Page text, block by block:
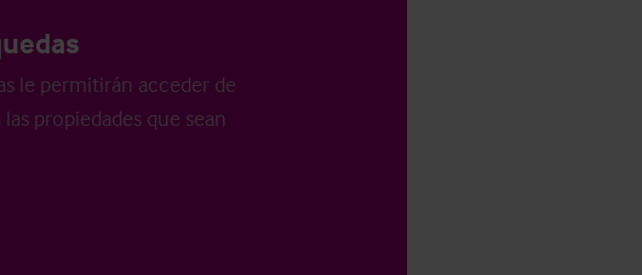
le permitirán acceder de
propiedades que sean